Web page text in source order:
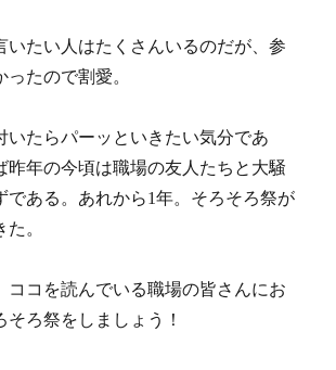
いたい人はたくさんいるのだが、参
たので割愛。
いたらパーッといきたい気分であ
昨年の今頃は職場の友人たちと大騒
である。あれから1年。そろそろ祭が
。
ココを読んでいる職場の皆さんにお
そろ祭をしましょう！